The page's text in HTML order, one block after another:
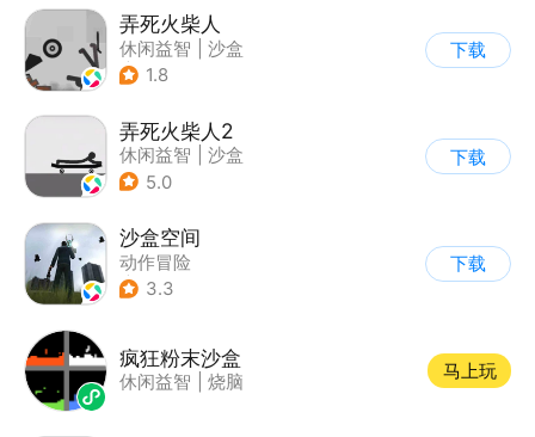
弄死火柴人
休闲益智
沙盒
| 火柴人
1.8
下载
弄死火柴人2
休闲益智
沙盒
5.0
下载
沙盒空间
动作冒险
| 第一人称射击
3.3
下载
疯狂粉末沙盒
休闲益智 烧脑
马上玩